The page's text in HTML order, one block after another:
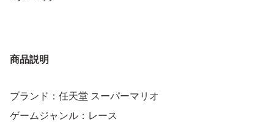
商品説明
ブランド：任天堂 スーパーマリオ
ゲームジャンル：レース